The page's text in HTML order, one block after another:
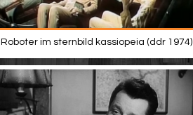
Roboter im sternbild kassiopeia (ddr 1974)